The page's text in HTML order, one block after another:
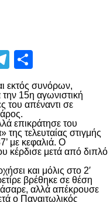
Telegram
εκτός συνόρων,
την 15η αγωνιστική
του απέναντι σε
επικράτησε του
τελευταίας στιγμής
με κεφαλιά. Ο
κέρδισε μετά από διπλό
και μόλις στο 2′
βρέθηκε σε θέση
αλλά απέκρουσε
ο Παναιτωλικός